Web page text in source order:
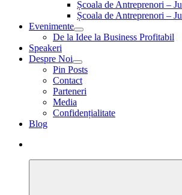
Școala de Antreprenori –
Școala de Antreprenori –
Evenimente
De la Idee la Business Profitabil
Speakeri
Despre Noi
Pin Posts
Contact
Parteneri
Media
Confidențialitate
Blog